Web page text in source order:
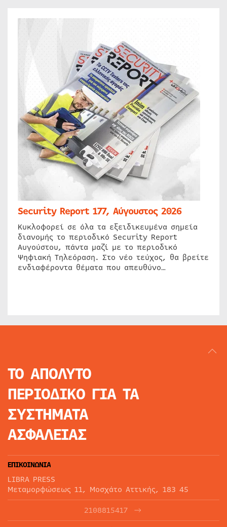
Security Report 177, Αύγουστος 2026
Κυκλοφορεί σε όλα τα εξειδικευμένα σημεία
διανομής το περιοδικό Security Report
Αυγούστου, πάντα μαζί με το περιοδικό
Ψηφιακή Τηλεόραση. Στο νέο τεύχος, θα βρείτε
ενδιαφέροντα θέματα που απευθύνο…
ΤΟ ΑΠΟΛΥΤΟ
ΠΕΡΙΟΔΙΚΟ ΓΙΑ ΤΑ
ΣΥΣΤΗΜΑΤΑ
ΑΣΦΑΛΕΙΑΣ
ΕΠΙΚΟΙΝΩΝΙΑ
LIBRA PRESS
Μεταμορφώσεως 11, Μοσχάτο Αττικής, 183 45
2108815417